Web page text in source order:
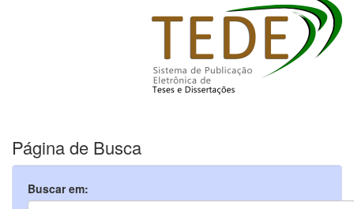
Página de Busca
Buscar em: